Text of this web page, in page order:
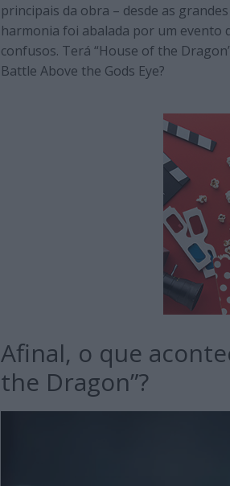
principais da obra – desde as
harmonia foi abalada por um evento
confusos. Terá “House of the
Battle Above the Gods Eye?
Afinal, o que
the Dragon”?